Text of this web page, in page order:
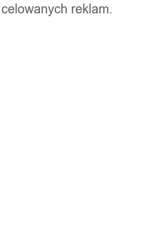
reklam.